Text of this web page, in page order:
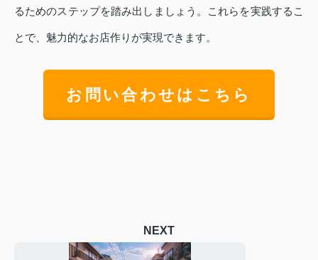
るためのステップを踏み出しましょう。これらを実践するこ
とで、魅力的なお店作りが実現できます。
お問い合わせはこちら
NEXT